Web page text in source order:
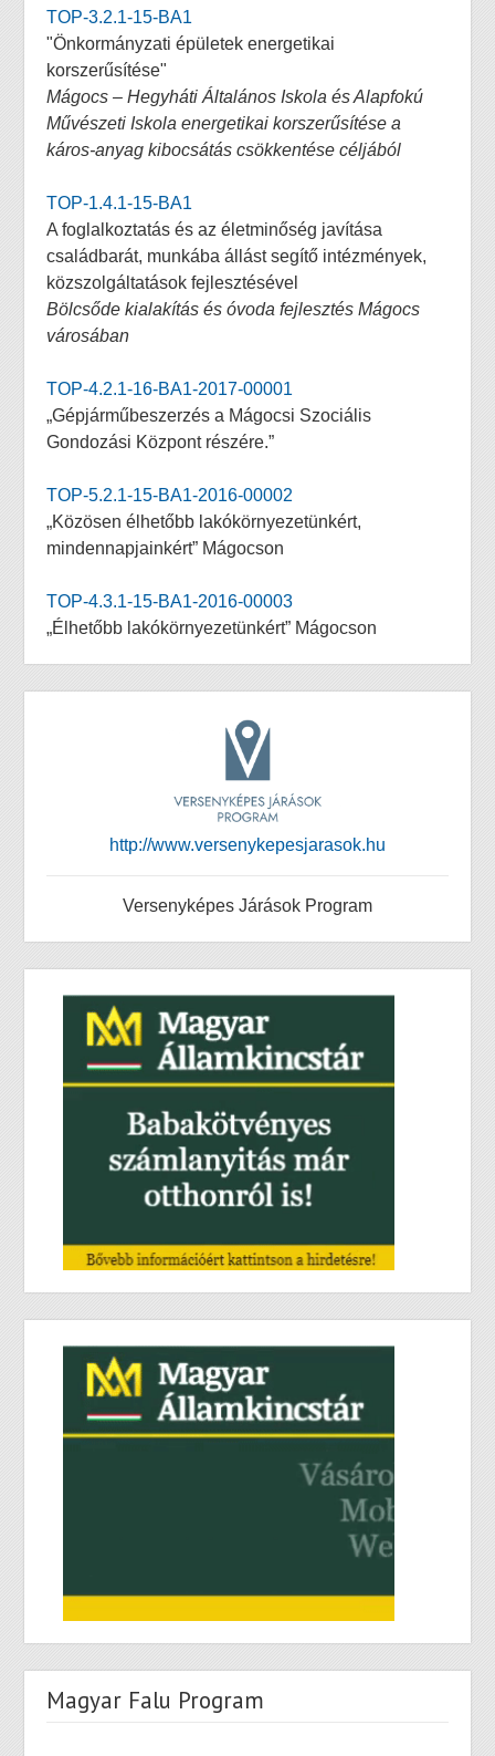
TOP-3.2.1-15-BA1
"Önkormányzati épületek energetikai
korszerűsítése"
Mágocs – Hegyháti Általános Iskola és Alapfokú
Művészeti Iskola energetikai korszerűsítése a
káros-anyag kibocsátás csökkentése céljából
TOP-1.4.1-15-BA1
A foglalkoztatás és az életminőség javítása
családbarát, munkába állást segítő intézmények,
közszolgáltatások fejlesztésével
Bölcsőde kialakítás és óvoda fejlesztés Mágocs
városában
TOP-4.2.1-16-BA1-2017-00001
„Gépjárműbeszerzés a Mágocsi Szociális
Gondozási Központ részére.”
TOP-5.2.1-15-BA1-2016-00002
„Közösen élhetőbb lakókörnyezetünkért,
mindennapjainkért” Mágocson
TOP-4.3.1-15-BA1-2016-00003
„Élhetőbb lakókörnyezetünkért” Mágocson
http://www.versenykepesjarasok.hu
Versenyképes Járások Program
Magyar Falu Program